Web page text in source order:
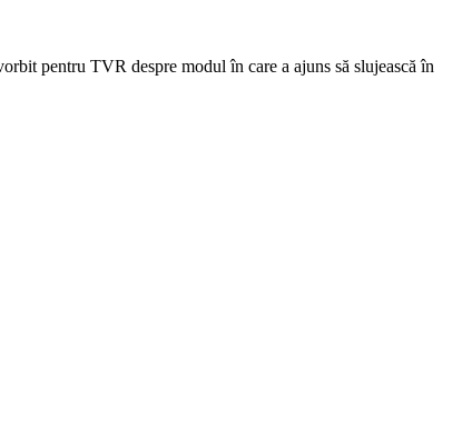
pentru TVR despre modul în care a ajuns să slujească în